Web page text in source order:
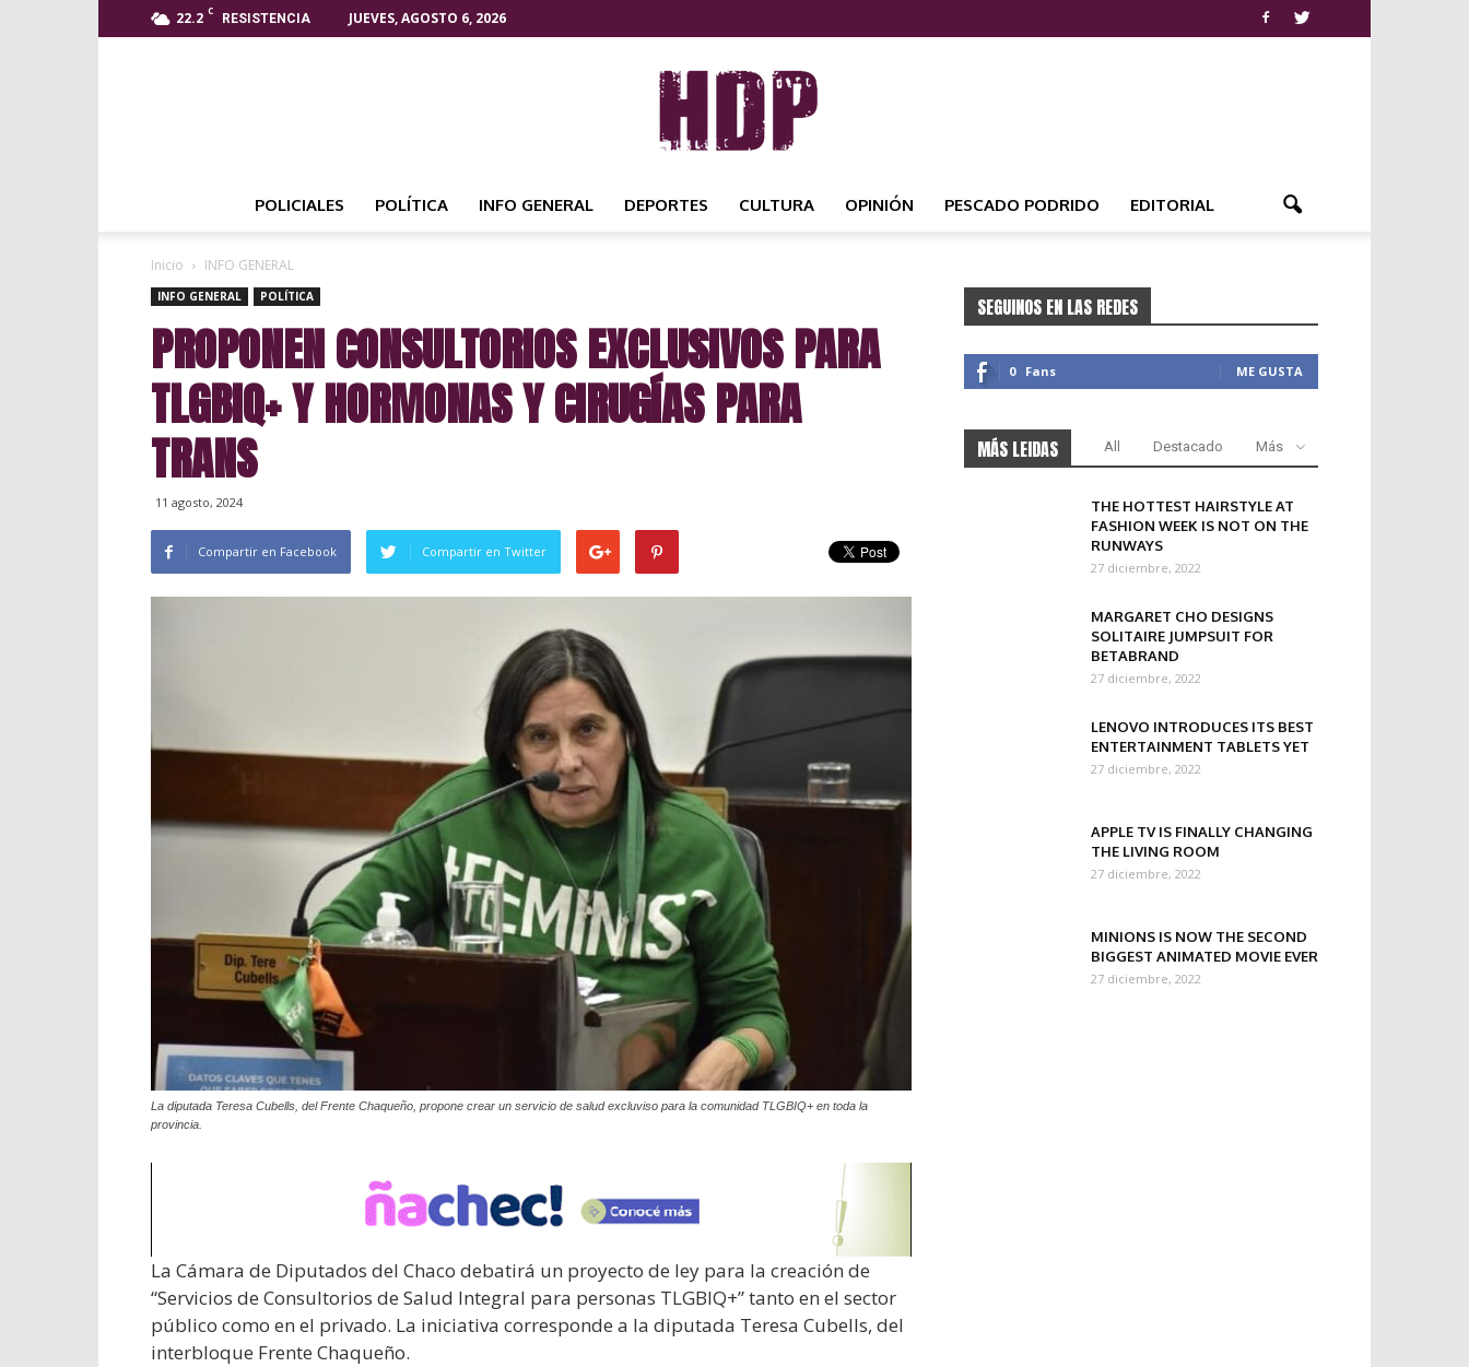
22.2 C
RESISTENCIA JUEVES, AGOSTO 6, 2026
NOTICIAS
POLICIALES POLÍTICA INFO GENERAL DEPORTES CULTURA OPINIÓN PESCADO PODRIDO EDITORIAL
Inicio INFO GENERAL
INFO GENERAL POLÍTICA
PROPONEN CONSULTORIOS EXCLUSIVOS PARA
TLGBIQ+ Y HORMONAS Y CIRUGÍAS PARA
TRANS
11 agosto, 2024
Compartir en Facebook Compartir en Twitter
La diputada Teresa Cubells, del Frente Chaqueño, propone crear un servicio de salud excluviso para la comunidad TLGBIQ+ en toda la
provincia.
La Cámara de Diputados del Chaco debatirá un proyecto de ley para la creación de
“Servicios de Consultorios de Salud Integral para personas TLGBIQ+” tanto en el sector
público como en el privado. La iniciativa corresponde a la diputada Teresa Cubells, del
interbloque Frente Chaqueño.
SEGUINOS EN LAS REDES
0 Fans ME GUSTA
MÁS LEIDAS All Destacado Más
THE HOTTEST HAIRSTYLE AT
FASHION WEEK IS NOT ON THE
RUNWAYS
27 diciembre, 2022
MARGARET CHO DESIGNS
SOLITAIRE JUMPSUIT FOR
BETABRAND
27 diciembre, 2022
LENOVO INTRODUCES ITS BEST
ENTERTAINMENT TABLETS YET
27 diciembre, 2022
APPLE TV IS FINALLY CHANGING
THE LIVING ROOM
27 diciembre, 2022
MINIONS IS NOW THE SECOND
BIGGEST ANIMATED MOVIE EVER
27 diciembre, 2022